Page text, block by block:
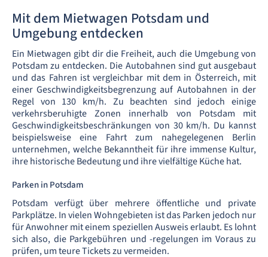
Mit dem Mietwagen Potsdam und
Umgebung entdecken
Ein Mietwagen gibt dir die Freiheit, auch die Umgebung von
Potsdam zu entdecken. Die Autobahnen sind gut ausgebaut
und das Fahren ist vergleichbar mit dem in Österreich, mit
einer Geschwindigkeitsbegrenzung auf Autobahnen in der
Regel von 130 km/h. Zu beachten sind jedoch einige
verkehrsberuhigte Zonen innerhalb von Potsdam mit
Geschwindigkeitsbeschränkungen von 30 km/h. Du kannst
beispielsweise eine Fahrt zum nahegelegenen Berlin
unternehmen, welche Bekanntheit für ihre immense Kultur,
ihre historische Bedeutung und ihre vielfältige Küche hat.
Parken in Potsdam
Potsdam verfügt über mehrere öffentliche und private
Parkplätze. In vielen Wohngebieten ist das Parken jedoch nur
für Anwohner mit einem speziellen Ausweis erlaubt. Es lohnt
sich also, die Parkgebühren und -regelungen im Voraus zu
prüfen, um teure Tickets zu vermeiden.